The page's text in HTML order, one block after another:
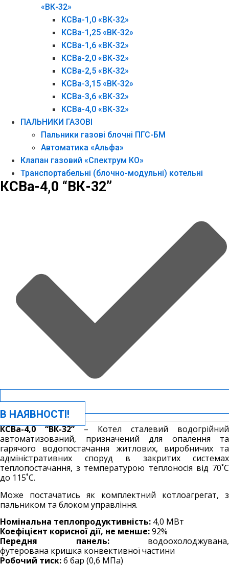
«ВК-32»
КСВа-1,0 «ВК-32»
КСВа-1,25 «ВК-32»
КСВа-1,6 «ВК-32»
КСВа-2,0 «ВК-32»
КСВа-2,5 «ВК-32»
КСВа-3,15 «ВК-32»
КСВа-3,6 «ВК-32»
КСВа-4,0 «ВК-32»
ПАЛЬНИКИ ГАЗОВІ
Пальники газові блочні ПГС-БМ
Автоматика «Альфа»
Клапан газовий «Спектрум КО»
Транспортабельні (блочно-модульні) котельні
КСВа-4,0 “ВК-32”
В НАЯВНОСТІ!
КСВа-4,0 “ВК-32”– Котел сталевий водогрійний
автоматизований, призначений для опалення та
гарячого водопостачання житлових, виробничих та
адміністративних споруд в закритих системах
теплопостачання, з температурою теплоносія від 70˚С
до 115˚С.
Може постачатись як комплектний котлоагрегат, з
пальником та блоком управління.
Номінальна теплопродуктивність: 4,0 МВт
Коефіцієнт корисної дії, не менше:92%
Передня панель:водоохолоджувана,
футерована кришка конвективної частини
Робочий тиск:6 бар (0,6 МПа)